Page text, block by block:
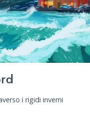
i rigidi inverni